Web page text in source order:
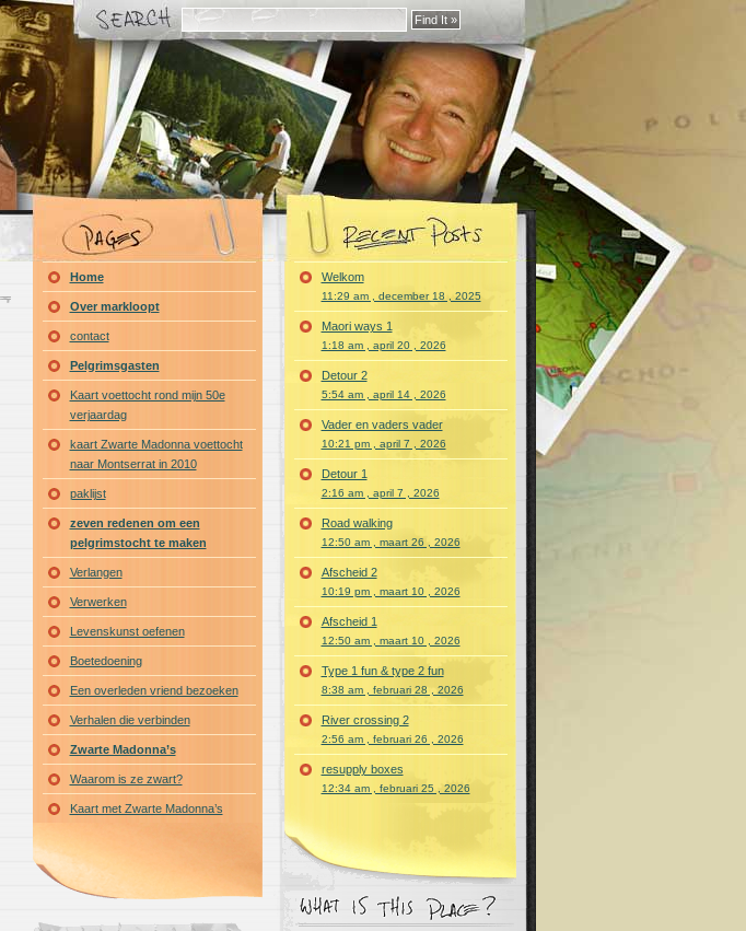
Home
Over markloopt
contact
Pelgrimsgasten
Kaart voettocht rond mijn 50e
verjaardag
kaart Zwarte Madonna voettocht
naar Montserrat in 2010
paklijst
zeven redenen om een
pelgrimstocht te maken
Verlangen
Verwerken
Levenskunst oefenen
Boetedoening
Een overleden vriend bezoeken
Verhalen die verbinden
Zwarte Madonna’s
Waarom is ze zwart?
Kaart met Zwarte Madonna’s
Welkom
11:29 am , december 18 , 2025
Maori ways 1
1:18 am , april 20 , 2026
Detour 2
5:54 am , april 14 , 2026
Vader en vaders vader
10:21 pm , april 7 , 2026
Detour 1
2:16 am , april 7 , 2026
Road walking
12:50 am , maart 26 , 2026
Afscheid 2
10:19 pm , maart 10 , 2026
Afscheid 1
12:50 am , maart 10 , 2026
Type 1 fun & type 2 fun
8:38 am , februari 28 , 2026
River crossing 2
2:56 am , februari 26 , 2026
resupply boxes
12:34 am , februari 25 , 2026